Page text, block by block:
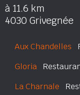
à 11.6 km
4030 Grivegnée
Aux Chandelles
Gloria
La Charnale